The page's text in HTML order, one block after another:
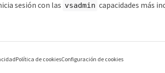
sesión con las vsadmin capacidades más
Política de cookiesConfiguración de cookies